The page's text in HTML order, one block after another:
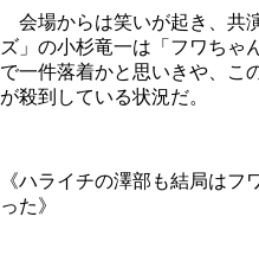
会場からは笑いが起き、共
ズ」の小杉竜一は「フワちゃ
で一件落着かと思いきや、こ
が殺到している状況だ。
《ハライチの澤部も結局は
った》